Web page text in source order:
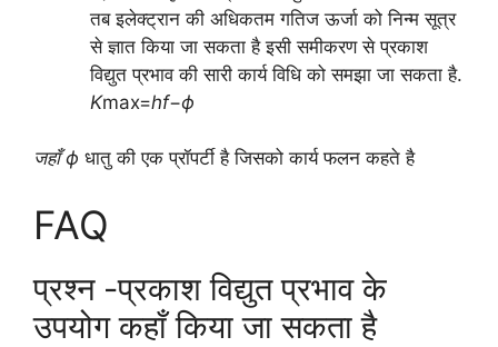
तब इलेक्ट्रान की अधिकतम गतिज ऊर्जा को निन्म सूत्र
से ज्ञात किया जा सकता है इसी समीकरण से प्रकाश
विद्युत प्रभाव की सारी कार्य विधि को समझा जा सकता है.
Kmax​=hf−ϕ
जहाँ ϕ धातु की एक प्रॉपर्टी है जिसको कार्य फलन कहते है
FAQ
प्रश्न -प्रकाश विद्युत प्रभाव के
उपयोग कहाँ किया जा सकता है